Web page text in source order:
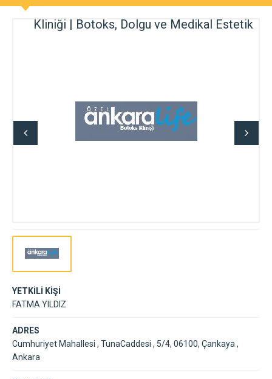
Kliniği | Botoks, Dolgu ve Medikal Estetik
YETKİLİ KİŞİ
FATMA YILDIZ
ADRES
Cumhuriyet Mahallesi , TunaCaddesi , 5/4, 06100, Çankaya ,
Ankara